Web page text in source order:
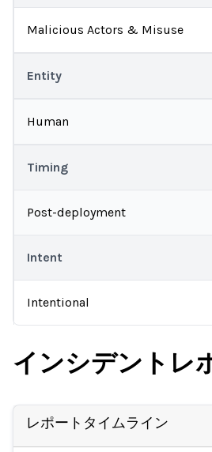
Malicious Actors & Misuse
Entity
Human
Timing
Post-deployment
Intent
Intentional
インシデントレ
レポートタイムライン